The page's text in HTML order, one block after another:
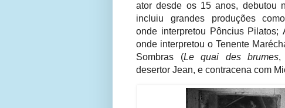
ator desde os 15 anos, debutou
incluiu grandes produções
onde interpretou Pôncius Pilatos;
onde interpretou o Tenente
Sombras (Le quai des brumes,
desertor Jean, e contracena com